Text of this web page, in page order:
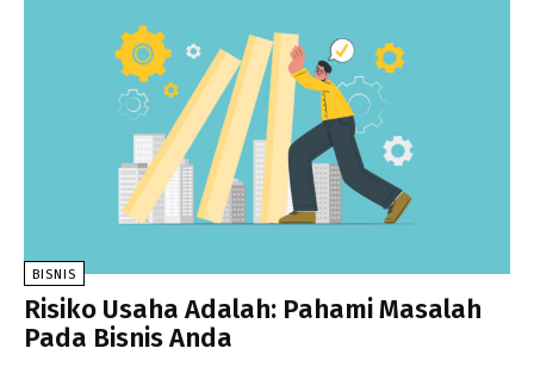
BISNIS
Risiko Usaha Adalah: Pahami Masalah
Pada Bisnis Anda